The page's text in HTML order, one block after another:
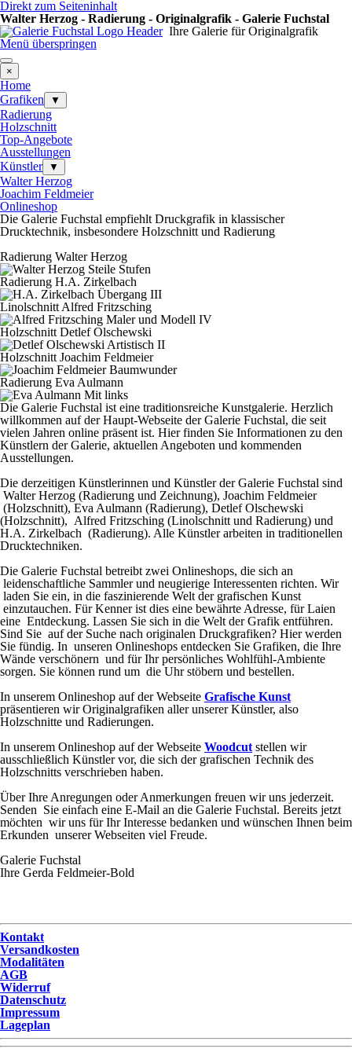
Direkt zum Seiteninhalt
Walter Herzog - Radierung - Originalgrafik - Galerie Fuchstal
Ihre Galerie für Originalgrafik
Menü überspringen
×
Home
Grafiken
▼
Radierung
Holzschnitt
Top-Angebote
Ausstellungen
Künstler
▼
Walter Herzog
Joachim Feldmeier
Onlineshop
Die Galerie Fuchstal empfiehlt Druckgrafik in klassischer
Drucktechnik, insbesondere Holzschnitt und Radierung
Radierung Walter Herzog
Radierung H.A. Zirkelbach
Linolschnitt Alfred Fritzsching
Holzschnitt Detlef Olschewski
Holzschnitt Joachim Feldmeier
Radierung Eva Aulmann
Die Galerie Fuchstal ist eine traditionsreiche Kunstgalerie. Herzlich
willkommen auf der Haupt-Webseite der Galerie Fuchstal, die seit
vielen Jahren online präsent ist. Hier finden Sie Informationen zu den
Künstlern der Galerie, aktuellen Angeboten und kommenden
Ausstellungen.
Die derzeitigen Künstlerinnen und Künstler der Galerie Fuchstal sind
Walter Herzog (Radierung und Zeichnung), Joachim Feldmeier
(Holzschnitt), Eva Aulmann (Radierung), Detlef Olschewski
(Holzschnitt), Alfred Fritzsching (Linolschnitt und Radierung) und
H.A. Zirkelbach (Radierung). Alle Künstler arbeiten in traditionellen
Drucktechniken.
Die Galerie Fuchstal betreibt zwei Onlineshops, die sich an
leidenschaftliche Sammler und neugierige Interessenten richten. Wir
laden Sie ein, in die faszinierende Welt der grafischen Kunst
einzutauchen. Für Kenner ist dies eine bewährte Adresse, für Laien
eine Entdeckung. Lassen Sie sich in die Welt der Grafik entführen.
Sind Sie auf der Suche nach originalen Druckgrafiken? Hier werden
Sie fündig. In unseren Onlineshops entdecken Sie Grafiken, die Ihre
Wände verschönern und für Ihr persönliches Wohlfühl-Ambiente
sorgen. Sie können rund um die Uhr stöbern und bestellen.
In unserem Onlineshop auf der Webseite Grafische Kunst
präsentieren wir Originalgrafiken aller unserer Künstler, also
Holzschnitte und Radierungen.
In unserem Onlineshop auf der Webseite Woodcut stellen wir
ausschließlich Künstler vor, die sich der grafischen Technik des
Holzschnitts verschrieben haben.
Über Ihre Anregungen oder Anmerkungen freuen wir uns jederzeit.
Senden Sie einfach eine E-Mail an die Galerie Fuchstal. Bereits jetzt
möchten wir uns für Ihr Interesse bedanken und wünschen Ihnen beim
Erkunden unserer Webseiten viel Freude.
Galerie Fuchstal
Ihre Gerda Feldmeier-Bold
Kontakt
Versandkosten
Modalitäten
AGB
Widerruf
Datenschutz
Impressum
Lageplan